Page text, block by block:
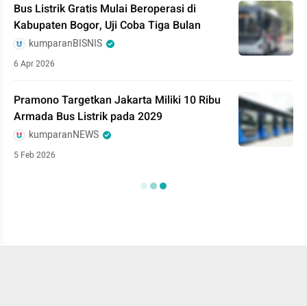
Bus Listrik Gratis Mulai Beroperasi di
Kabupaten Bogor, Uji Coba Tiga Bulan
kumparanBISNIS
6 Apr 2026
Pramono Targetkan Jakarta Miliki 10 Ribu
Armada Bus Listrik pada 2029
kumparanNEWS
5 Feb 2026